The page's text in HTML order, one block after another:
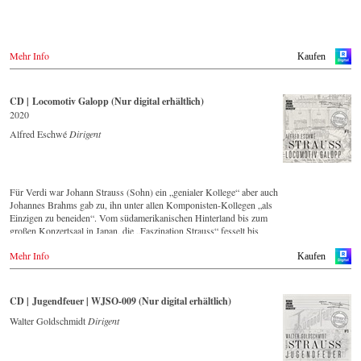
▶️ HighresAudio.com
(https://www.highresaudio.com/de/album/view/mtokqx/vienna-johann-
Kaufen
Mehr Info
CD | Locomotiv Galopp (Nur digital erhältlich)
2020
Alfred Eschwé Dirigent
Für Verdi war Johann Strauss (Sohn) ein „genialer Kollege“ aber auch
Johannes Brahms gab zu, ihn unter allen Komponisten-Kollegen „als
Einzigen zu beneiden“. Vom südamerikanischen Hinterland bis zum
großen Konzertsaal in Japan, die „Faszination Strauss“ fesselt bis
Diese digital überarbeite historische Aufnahme aus den Jahren 1988
Besetzung mit 42 Musikern – ist Zeugnis für die nach wie vor
bestehende Lebendigkeit, Genialität und Aktualität dieser Musik.
Kaufen
Mehr Info
CD | Jugendfeuer | WJSO-009 (Nur digital erhältlich)
Walter Goldschmidt Dirigent